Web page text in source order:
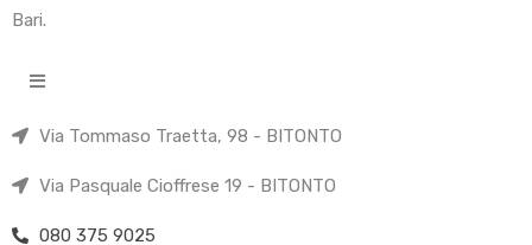
Bari.
Via Tommaso Traetta, 98 - BITONTO
Via Pasquale Cioffrese 19 - BITONTO
080 375 9025